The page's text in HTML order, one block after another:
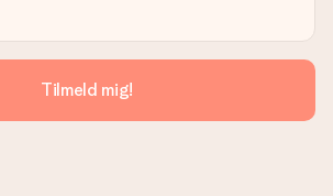
sammen med ordren?
med din ordre. Du modtager altid
og du kan altid finde den i din
betyder at du kan få gaven leveret
hvilket gør det til en sand
Tilmeld mig!